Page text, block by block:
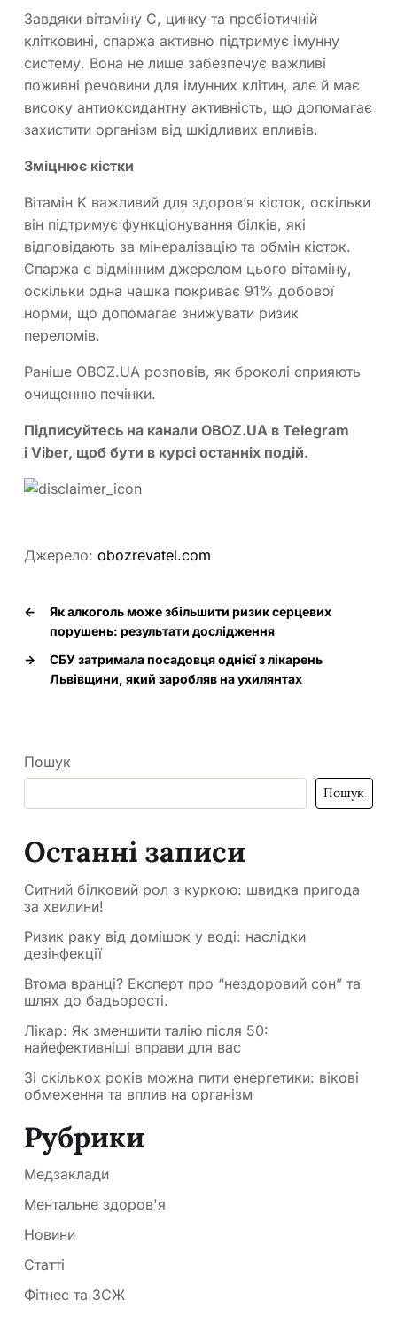
Завдяки вітаміну С, цинку та пребіотичній
клітковині, спаржа активно підтримує імунну
систему. Вона не лише забезпечує важливі
поживні речовини для імунних клітин, але й має
високу антиоксидантну активність, що допомагає
захистити організм від шкідливих впливів.
Зміцнює кістки
Вітамін K важливий для здоров’я кісток, оскільки
він підтримує функціонування білків, які
відповідають за мінералізацію та обмін кісток.
Спаржа є відмінним джерелом цього вітаміну,
оскільки одна чашка покриває 91% добової
норми, що допомагає знижувати ризик
переломів.
Раніше OBOZ.UA розповів, як броколі сприяють
очищенню печінки.
Підписуйтесь на канали OBOZ.UA в Telegram
і Viber, щоб бути в курсі останніх подій.
Джерело: obozrevatel.com
←
Як алкоголь може збільшити ризик серцевих
порушень: результати дослідження
→
СБУ затримала посадовця однієї з лікарень
Львівщини, який заробляв на ухилянтах
Пошук
Пошук
Останні записи
Ситний білковий рол з куркою: швидка пригода
за хвилини!
Ризик раку від домішок у воді: наслідки
дезінфекції
Втома вранці? Експерт про “нездоровий сон” та
шлях до бадьорості.
Лікар: Як зменшити талію після 50:
найефективніші вправи для вас
Зі скількох років можна пити енергетики: вікові
обмеження та вплив на організм
Рубрики
Медзаклади
Ментальне здоров'я
Новини
Статті
Фітнес та ЗСЖ